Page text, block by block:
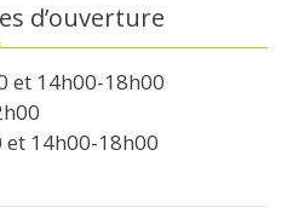
d’ouverture
et 14h00-18h00
et 14h00-18h00